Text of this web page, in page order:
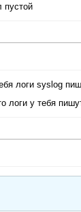
пустой
логи syslog
логи у тебя